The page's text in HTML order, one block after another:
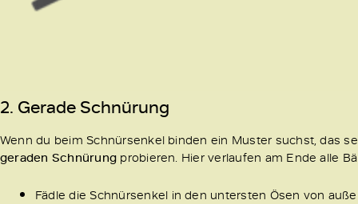
2. Gerade Schnürung
Wenn du beim Schnürsenkel binden ein Muster suchst, das
geraden Schnürung probieren. Hier verlaufen am Ende alle
Fädle die Schnürsenkel in den untersten Ösen von